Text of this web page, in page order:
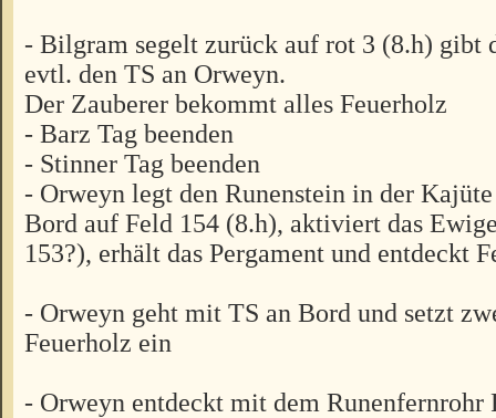
- Bilgram segelt zurück auf rot 3 (8.h) gibt
evtl. den TS an Orweyn.
Der Zauberer bekommt alles Feuerholz
- Barz Tag beenden
- Stinner Tag beenden
- Orweyn legt den Runenstein in der
Bord auf Feld 154 (8.h), aktiviert das
153?), erhält das Pergament und entdeckt
- Orweyn geht mit TS an Bord und setzt
Feuerholz ein
- Orweyn entdeckt mit dem Runenfernrohr